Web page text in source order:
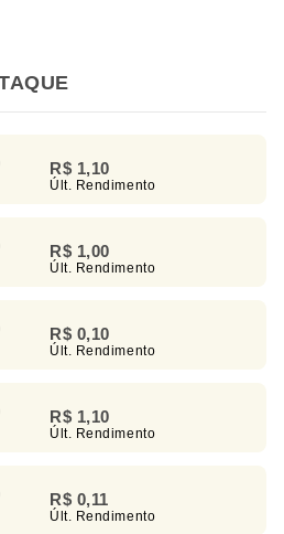
R$ 1,10
Últ. Rendimento
R$ 1,00
Últ. Rendimento
R$ 0,10
Últ. Rendimento
R$ 1,10
Últ. Rendimento
R$ 0,11
Últ. Rendimento